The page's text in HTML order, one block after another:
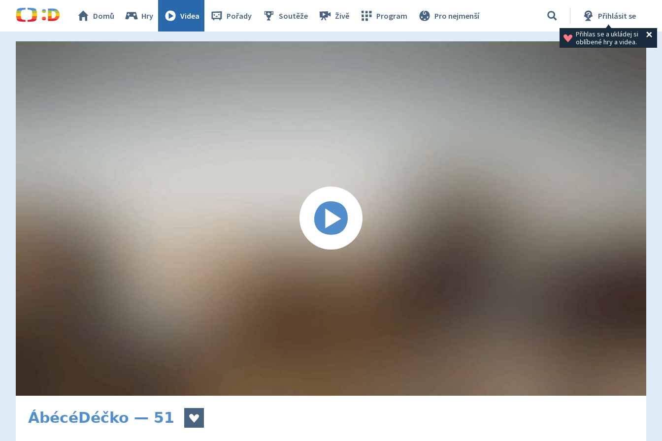
Domů Hry Videa Pořady Soutěže Živě Program Pro nejmenší Přihlásit se
Přihlas se a ukládej si
oblíbené hry a videa.
ÁbécéDéčko — 51